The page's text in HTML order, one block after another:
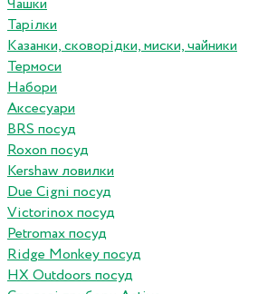
Чашки
Тарілки
Казанки, сковорідки, миски, чайники
Термоси
Набори
Аксесуари
BRS посуд
Roxon посуд
Kershaw ловилки
Due Cigni посуд
Victorinox посуд
Petromax посуд
Ridge Monkey посуд
HX Outdoors посуд